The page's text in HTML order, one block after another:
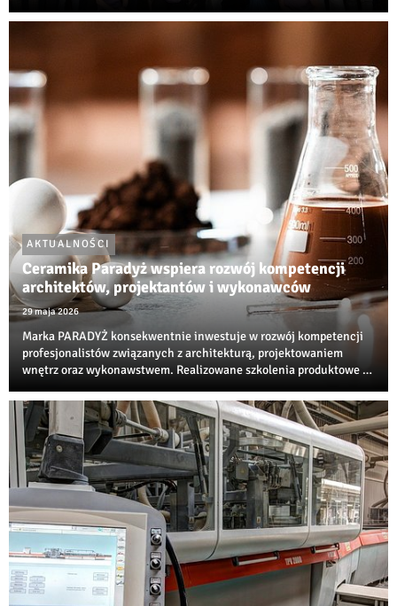
AKTUALNOŚCI
Ceramika Paradyż wspiera rozwój kompetencji
architektów, projektantów i wykonawców
29 maja 2026
Marka PARADYŻ konsekwentnie inwestuje w rozwój kompetencji
profesjonalistów związanych z architekturą, projektowaniem
wnętrz oraz wykonawstwem. Realizowane szkolenia produktowe i
edukacyjnych w branży ceramiczne...